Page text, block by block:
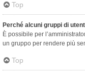
Top
Perché alcuni gruppi di
È possibile per
un gruppo per rendere più
Top